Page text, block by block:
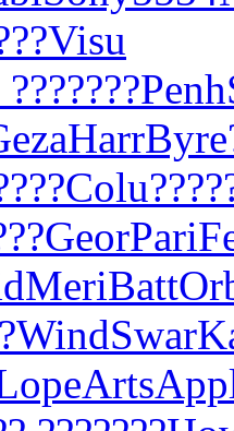
Visu
???????Penh
HarrByre
Colu????
GeorPari
MeriBatt
WindSwar
Arts